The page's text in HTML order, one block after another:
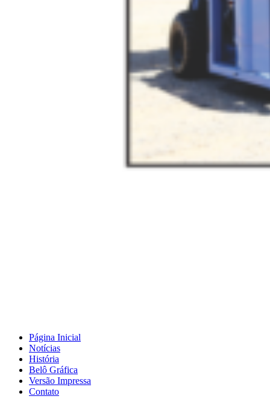
Página Inicial
Notícias
História
Belô Gráfica
Versão Impressa
Contato